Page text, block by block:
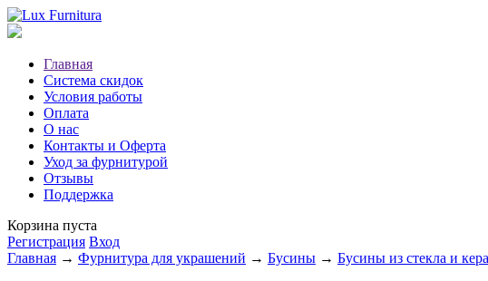
Главная
Система скидок
Условия работы
Оплата
О нас
Контакты и Оферта
Уход за фурнитурой
Отзывы
Поддержка
Корзина пуста
Регистрация Вход
Главная → Фурнитура для украшений → Бусины → Бусины из стекла и